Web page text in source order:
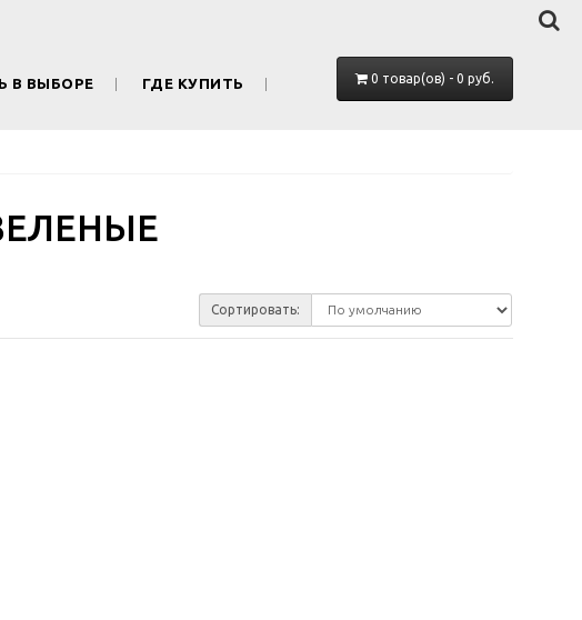
В ВЫБОРЕ ГДЕ КУПИТЬ 0 товар(ов) - 0 руб.
Сортировать: